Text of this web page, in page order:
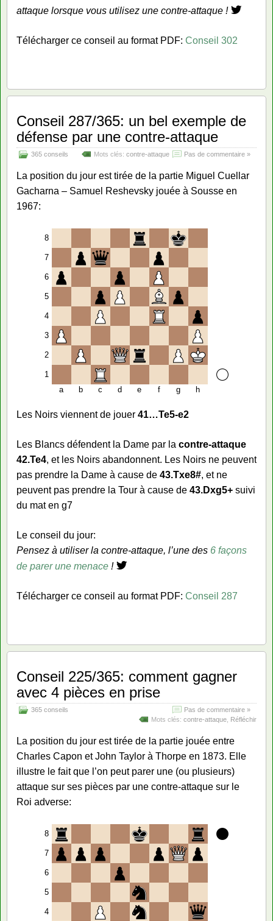
attaque lorsque vous utilisez une contre-attaque !
Télécharger ce conseil au format PDF: Conseil 302
Conseil 287/365: un bel exemple de
défense par une contre-attaque
365 conseils Pas de commentaire »
Mots clés: contre-attaque
La position du jour est tirée de la partie Miguel Cuellar
Gacharna – Samuel Reshevsky jouée à Sousse en
1967:
8
7
6
5
4
3
2
1
a
b c d e f g h
Les Noirs viennent de jouer 41…Te5-e2
Les Blancs défendent la Dame par la contre-attaque
42.Te4, et les Noirs abandonnent. Les Noirs ne peuvent
pas prendre la Dame à cause de 43.Txe8#, et ne
peuvent pas prendre la Tour à cause de 43.Dxg5+ suivi
du mat en g7
Le conseil du jour:
Pensez à utiliser la contre-attaque, l’une des 6 façons
de parer une menace !
Télécharger ce conseil au format PDF: Conseil 287
Conseil 225/365: comment gagner
avec 4 pièces en prise
365 conseils
Pas de commentaire »
Mots clés: contre-attaque Réfléchir
La position du jour est tirée de la partie jouée entre
Charles Capon et John Taylor à Thorpe en 1873. Elle
illustre le fait que l’on peut parer une (ou plusieurs)
attaque sur ses pièces par une contre-attaque sur le
Roi adverse:
8
7
6
5
4